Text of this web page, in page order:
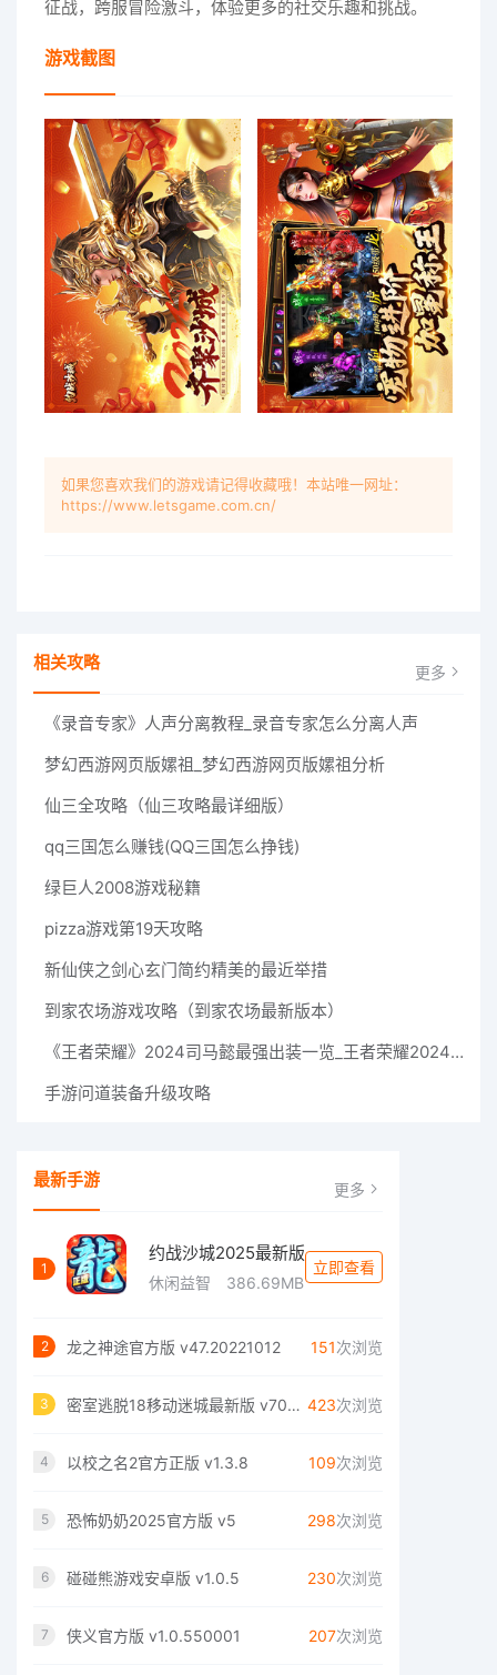
征战，跨服冒险激斗，体验更多的社交乐趣和挑战。
游戏截图
如果您喜欢我们的游戏请记得收藏哦！本站唯一网址：
https://www.letsgame.com.cn/
相关攻略 更多
《录音专家》人声分离教程_录音专家怎么分离人声
梦幻西游网页版嫘祖_梦幻西游网页版嫘祖分析
仙三全攻略（仙三攻略最详细版）
qq三国怎么赚钱(QQ三国怎么挣钱)
绿巨人2008游戏秘籍
pizza游戏第19天攻略
新仙侠之剑心玄门简约精美的最近举措
到家农场游戏攻略（到家农场最新版本）
《王者荣耀》2024司马懿最强出装一览_王者荣耀2024司马懿最强出装是什么
手游问道装备升级攻略
最新手游 更多
1
约战沙城2025最新版
休闲益智 386.69MB
立即查看
2 龙之神途官方版 v47.20221012 151次浏览
3 密室逃脱18移动迷城最新版 v700.00.05 423次浏览
4 以校之名2官方正版 v1.3.8 109次浏览
5 恐怖奶奶2025官方版 v5 298次浏览
6 碰碰熊游戏安卓版 v1.0.5 230次浏览
7 侠义官方版 v1.0.550001 207次浏览